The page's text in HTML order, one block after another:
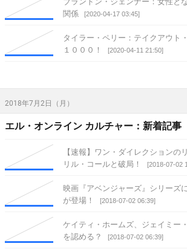
関係
[2020-04-17 03:45]
タイラー・ペリー：テイクアウト
１０００！
[2020-04-11 21:50]
2018年7月2日（月）
エル・オンライン カルチャー：新着記事
【速報】ワン・ダイレクションの
リル・コールと破局！
[2018-07-02
映画『アベンジャーズ』シリーズ
が登場！
[2018-07-02 06:39]
ケイティ・ホームズ、ジェイミー
を認める？
[2018-07-02 06:39]